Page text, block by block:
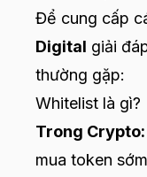
Để cung cấp
Digital giải
thường gặp:
Whitelist là gì?
Trong Crypto:
mua token